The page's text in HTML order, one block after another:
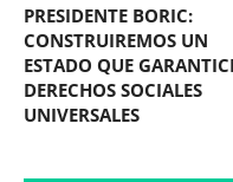
PRESIDENTE BORIC:
CONSTRUIREMOS UN
ESTADO QUE
DERECHOS SOCIALES
UNIVERSALES